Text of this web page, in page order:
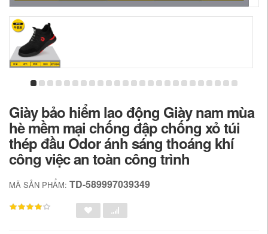
Giày bảo hiểm lao động Giày nam mùa
hè mềm mại chống đập chống xỏ túi
thép đầu Odor ánh sáng thoáng khí
công việc an toàn công trình
MÃ SẢN PHẨM: TD-589997039349